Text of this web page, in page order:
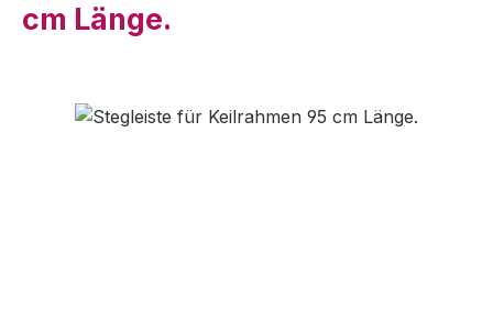
cm Länge.
Bildergalerie überspringen